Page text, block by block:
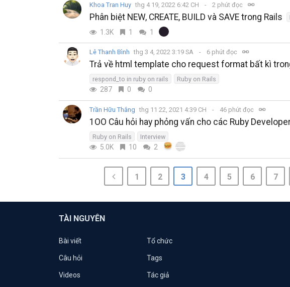
Khoa Tran Huy thg 4 19, 2022 6:42 CH 2 phút đọc
Phân biệt NEW, CREATE, BUILD và SAVE trong Rails
1.3K 1 1
Lê Thanh Bình thg 3 4, 2022 3:19 SA 6 phút đọc
Trả về html template cho request format bất kì
respond_to in ruby on rails Ruby on Rails
287 0 0
Trần Hữu Thắng thg 11 22, 2021 4:39 CH 46 phút đọc
1OO Câu hỏi hay phỏng vấn cho các Ruby
Ruby on Rails Interview
5.0K 10 2
1 2 3 4 5 6 7
TÀI NGUYÊN
Bài viết Tổ chức
Câu hỏi Tags
Videos Tác giả